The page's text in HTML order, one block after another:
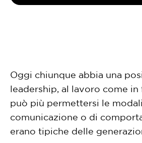
Oggi chiunque abbia una
leadership, al lavoro come in
può più permettersi le
comunicazione o di
erano tipiche delle